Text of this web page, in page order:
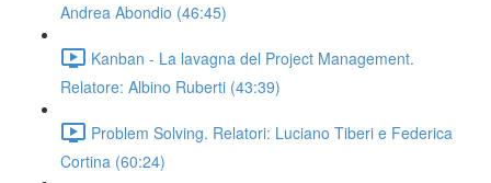
Andrea Abondio (46:45)
Kanban - La lavagna del Project Management.
Relatore: Albino Ruberti (43:39)
Problem Solving. Relatori: Luciano Tiberi e Federica
Cortina (60:24)